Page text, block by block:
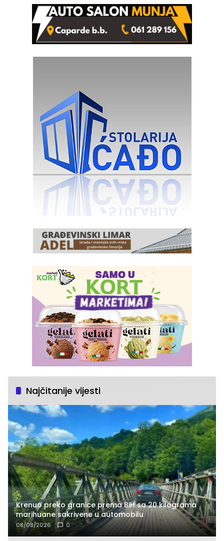
(FOTO)
Najčitanije vijesti
Krenuo preko granice prema BiH sa 20 kilograma
marihuane sakrivene u automobilu
08/08/2026 0